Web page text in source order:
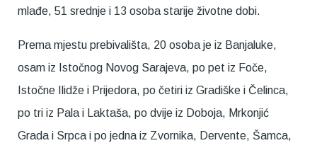
mlađe, 51 srednje i 13 osoba starije životne dobi.
Prema mjestu prebivališta, 20 osoba je iz Banjaluke,
osam iz Istočnog Novog Sarajeva, po pet iz Foče,
Istočne Ilidže i Prijedora, po četiri iz Gradiške i Čelinca,
po tri iz Pala i Laktaša, po dvije iz Doboja, Mrkonjić
Grada i Srpca i po jedna iz Zvornika, Dervente, Šamca,